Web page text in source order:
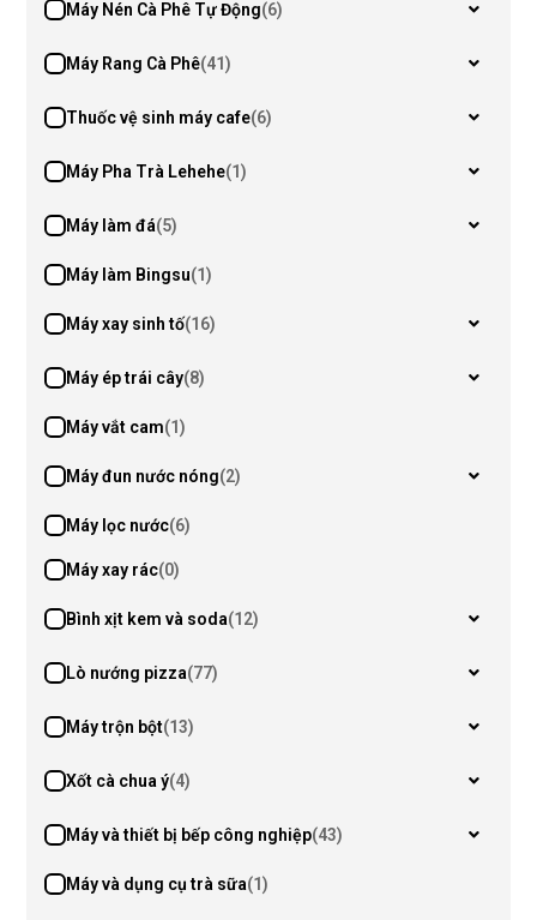
Máy Nén Cà Phê Tự Động(6)
Máy Rang Cà Phê(41)
Thuốc vệ sinh máy cafe(6)
Máy Pha Trà Lehehe(1)
Máy làm đá(5)
Máy làm Bingsu(1)
Máy xay sinh tố(16)
Máy ép trái cây(8)
Máy vắt cam(1)
Máy đun nước nóng(2)
Máy lọc nước(6)
Máy xay rác(0)
Bình xịt kem và soda(12)
Lò nướng pizza(77)
Máy trộn bột(13)
Xốt cà chua ý(4)
Máy và thiết bị bếp công nghiệp(43)
Máy và dụng cụ trà sữa(1)